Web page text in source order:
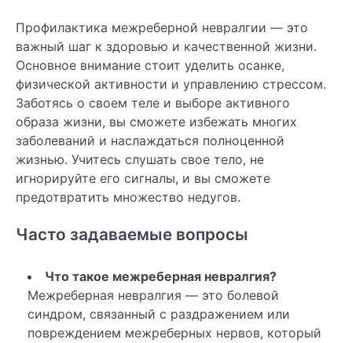
Профилактика межреберной невралгии — это
важный шаг к здоровью и качественной жизни.
Основное внимание стоит уделить осанке,
физической активности и управлению стрессом.
Заботясь о своем теле и выборе активного
образа жизни, вы сможете избежать многих
заболеваний и наслаждаться полноценной
жизнью. Учитесь слушать свое тело, не
игнорируйте его сигналы, и вы сможете
предотвратить множество недугов.
Часто задаваемые вопросы
Что такое межреберная невралгия?
Межреберная невралгия — это болевой
синдром, связанный с раздражением или
повреждением межреберных нервов, который